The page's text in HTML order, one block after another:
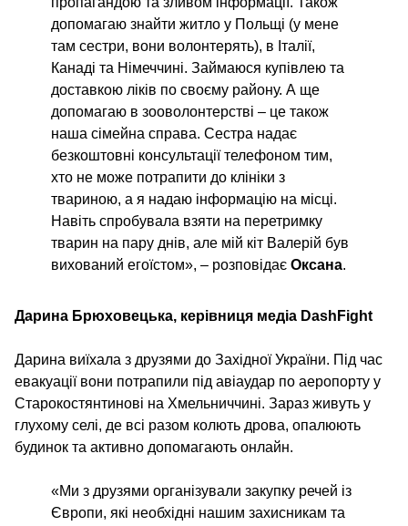
допомагаю знайти житло у Польщі (у мене
там сестри, вони волонтерять), в Італії,
Канаді та Німеччині. Займаюся купівлею та
доставкою ліків по своєму району. А ще
допомагаю в зооволонтерстві – це також
наша сімейна справа. Сестра надає
безкоштовні консультації телефоном тим,
хто не може потрапити до клініки з
твариною, а я надаю інформацію на місці.
Навіть спробувала взяти на перетримку
тварин на пару днів, але мій кіт Валерій був
вихований егоїстом», – розповідає Оксана.
Дарина Брюховецька, керівниця медіа DashFight
Дарина виїхала з друзями до Західної України. Під час
евакуації вони потрапили під авіаудар по аеропорту у
Старокостянтинові на Хмельниччині. Зараз живуть у
глухому селі, де всі разом колють дрова, опалюють
будинок та активно допомагають онлайн.
«Ми з друзями організували закупку речей із
Європи, які необхідні нашим захисникам та